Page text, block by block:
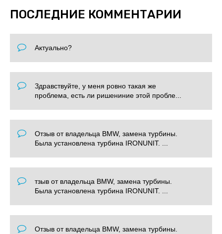
ПОСЛЕДНИЕ КОММЕНТАРИИ
Актуально?
Здравствуйте, у меня ровно такая же
проблема, есть ли ришениние этой пробле...
Отзыв от владельца BMW, замена турбины.
Была установлена турбина IRONUNIT. ...
тзыв от владельца BMW, замена турбины.
Была установлена турбина IRONUNIT. ...
Отзыв от владельца BMW, замена турбины.